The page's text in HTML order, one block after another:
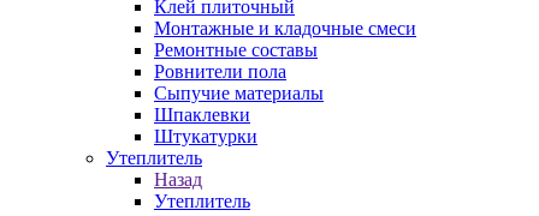
Клей плиточный
Монтажные и кладочные смеси
Ремонтные составы
Ровнители пола
Сыпучие материалы
Шпаклевки
Штукатурки
Утеплитель
Назад
Утеплитель